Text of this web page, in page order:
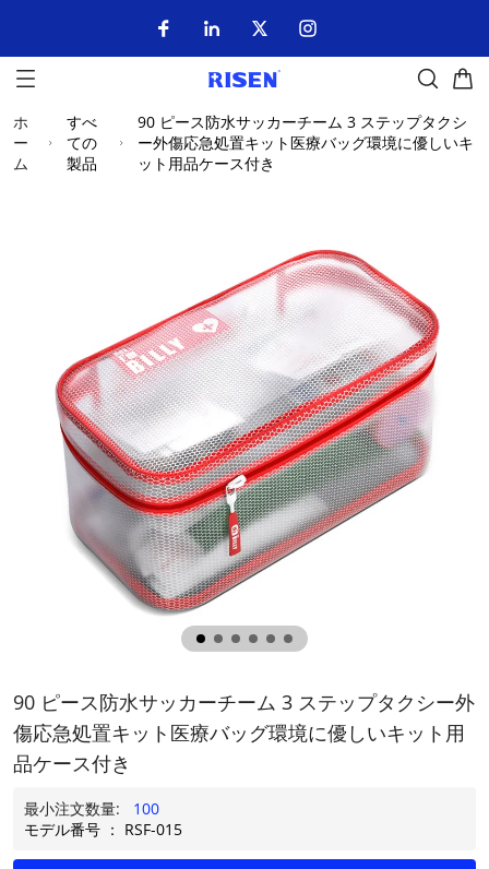
ホ
ー
ム
すべ
ての
製品
90 ピース防水サッカーチーム 3 ステップタクシ
ー外傷応急処置キット医療バッグ環境に優しいキ
ット用品ケース付き
90 ピース防水サッカーチーム 3 ステップタクシー外
傷応急処置キット医療バッグ環境に優しいキット用
品ケース付き
最小注文数量:
100
モデル番号 ： RSF-015